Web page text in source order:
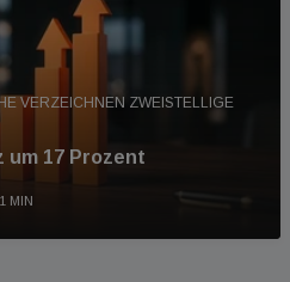
VERZEICHNEN ZWEISTELLIGE
um 17 Prozent
MIN